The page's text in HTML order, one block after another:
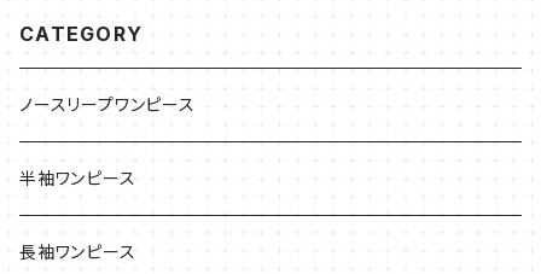
CATEGORY
ノースリープワンピース
半袖ワンピース
長袖ワンピース